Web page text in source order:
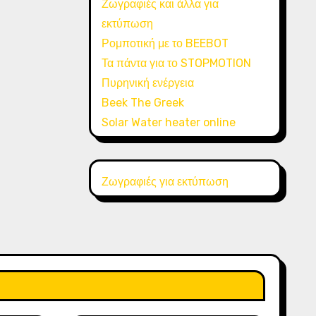
Ζωγραφιές και άλλα για
εκτύπωση
Ρομποτική με το BEEBOT
Τα πάντα για το STOPMOTION
Πυρηνική ενέργεια
Beek The Greek
Solar Water heater online
Ζωγραφιές για εκτύπωση